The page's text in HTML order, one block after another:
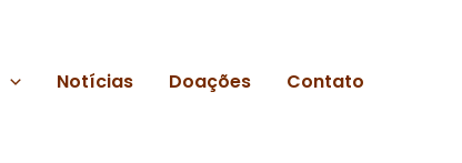
Notícias Doações Contato